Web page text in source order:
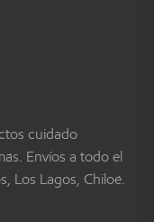
cuidado
Envíos a todo el
Los Lagos, Chiloé.